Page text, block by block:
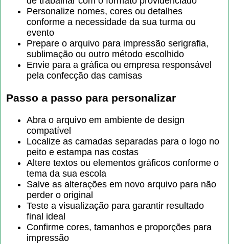
Personalize nomes, cores ou detalhes
conforme a necessidade da sua turma ou
evento
Prepare o arquivo para impressão serigrafia,
sublimação ou outro método escolhido
Envie para a gráfica ou empresa responsável
pela confecção das camisas
Passo a passo para personalizar
Abra o arquivo em ambiente de design
compatível
Localize as camadas separadas para o logo no
peito e estampa nas costas
Altere textos ou elementos gráficos conforme o
tema da sua escola
Salve as alterações em novo arquivo para não
perder o original
Teste a visualização para garantir resultado
final ideal
Confirme cores, tamanhos e proporções para
impressão